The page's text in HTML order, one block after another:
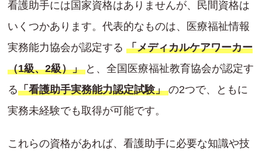
看護助手には国家資格はありませんが、民間資格は
いくつかあります。代表的なものは、医療福祉情報
実務能力協会が認定する 「メディカルケアワーカー
（1級、2級）」と、全国医療福祉教育協会が認定す
る「看護助手実務能力認定試験」の2つで、ともに
実務未経験でも取得が可能です。
これらの資格があれば、看護助手に必要な知識や技